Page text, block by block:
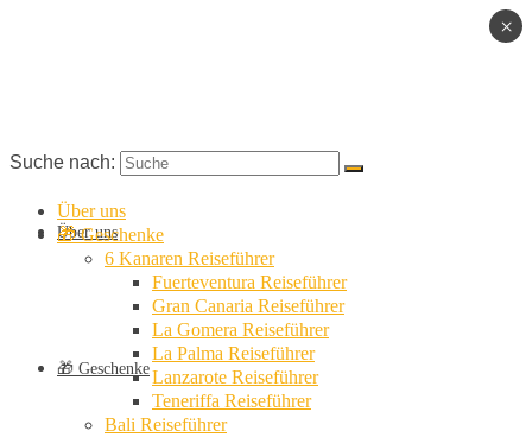
Über uns
🎁 Geschenke
Suche nach:
Über uns
🎁 Geschenke
6 Kanaren Reiseführer
Fuerteventura Reiseführer
Gran Canaria Reiseführer
La Gomera Reiseführer
La Palma Reiseführer
Lanzarote Reiseführer
Teneriffa Reiseführer
Bali Reiseführer
×